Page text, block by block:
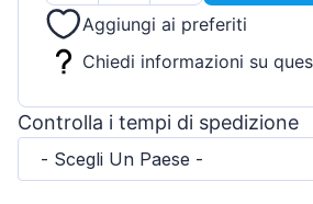
Aggiungi ai preferiti
Chiedi informazioni su
Controlla i tempi di spedizione
- Scegli Un Paese -